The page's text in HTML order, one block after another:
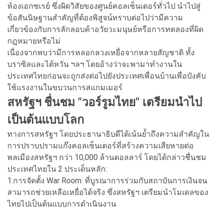
ห้องเอกซเรย์ ซึ่งผิดวิสัยของศูนย์คอลเซ็นเตอร์ทั่วไป นำไปสู่
ข้อสันนิษฐานสำคัญที่ต้องพิสูจน์ทราบต่อไปว่ามีความ
เกี่ยวข้องกับการลักลอบค้าอวัยวะมนุษย์หรือการทดลองที่ผิด
กฎหมายหรือไม่
เนื่องจากพบว่ามีการหลอกลวงเหยื่อจากหลายสัญชาติ ทั้ง
บราซิลและไต้หวัน ฯลฯ โดยอ้างว่าจะพามาทำงานใน
ประเทศไทยก่อนจะถูกส่งต่อไปยังประเทศเพื่อนบ้านเพื่อบังคับ
ใช้แรงงานในขบวนการสแกมเมอร์
สหรัฐฯ ชื่นชม "วอร์รูมไทย" เตรียมนำไป
เป็นต้นแบบโลก
ทางการสหรัฐฯ โดยประธานาธิบดีได้เน้นย้ำถึงความสำคัญใน
การปราบปรามแก๊งคอลเซ็นเตอร์ที่สร้างความเสียหายต่อ
พลเมืองสหรัฐฯ กว่า 10,000 ล้านดอลลาร์ โดยได้กล่าวชื่นชม
ประเทศไทยใน 2 ประเด็นหลัก:
1.การจัดตั้ง War Room: ที่บูรณาการร่วมกับสถาบันการเงินจน
สามารถช่วยเหลือเหยื่อได้จริง ซึ่งสหรัฐฯ เตรียมนำโมเดลของ
ไทยไปเป็นต้นแบบการดำเนินงาน